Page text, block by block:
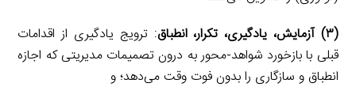
(۳)
آزمایش، یادگیری، تکرار، انطباق: ترویج یادگیری از اقدامات
قبلی با بازخورد شواهد-محور به درون تصمیمات مدیریتی که اجازه
انطباق و سازگاری را بدون فوت وقت می‌دهد؛ و